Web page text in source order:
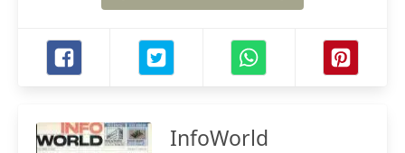
InfoWorld